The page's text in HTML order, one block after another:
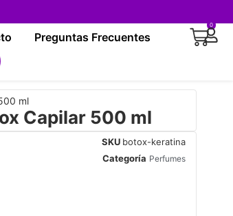
Preguntas Frecuentes
0
ml
Capilar 500 ml
SKU botox-keratina
Categoría Perfumes